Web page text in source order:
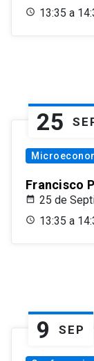
13:35 a
25
Francisco
25 de
13:35 a
9 SEP